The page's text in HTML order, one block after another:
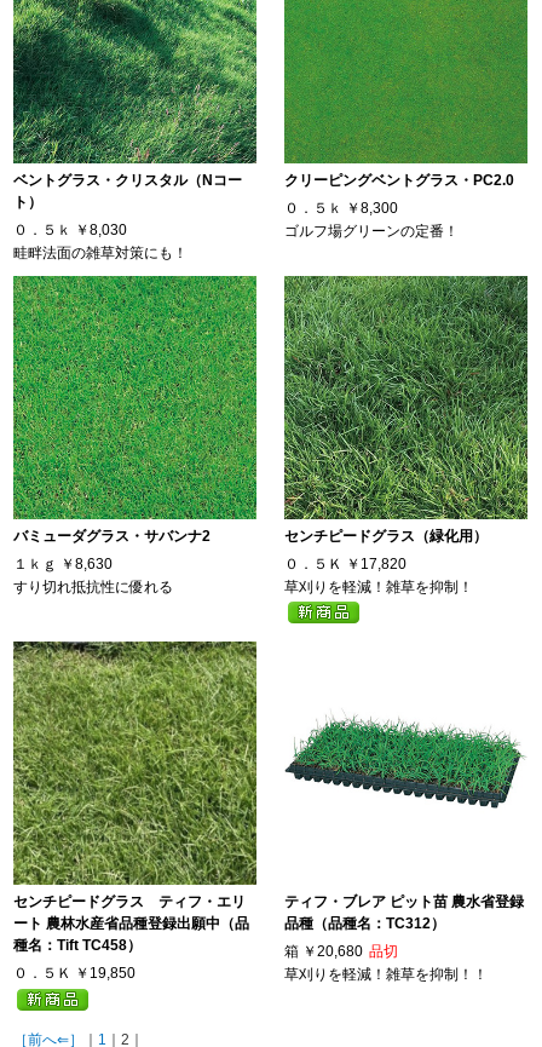
ベントグラス・クリスタル（Nコー
ト）
０．５ｋ
￥8,030
畦畔法面の雑草対策にも！
クリーピングベントグラス・PC2.0
０．５ｋ
￥8,300
ゴルフ場グリーンの定番！
バミューダグラス・サバンナ2
１ｋｇ
￥8,630
すり切れ抵抗性に優れる
センチピードグラス（緑化用）
０．５Ｋ
￥17,820
草刈りを軽減！雑草を抑制！
センチピードグラス ティフ・エリ
ート 農林水産省品種登録出願中（品
種名：Tift TC458）
０．５Ｋ
￥19,850
ティフ・ブレア ピット苗 農水省登録
品種（品種名：TC312）
箱 ￥20,680 品切
草刈りを軽減！雑草を抑制！！
［前へ⇐］ ｜ 1 ｜2｜